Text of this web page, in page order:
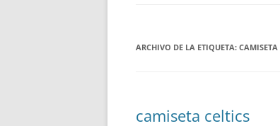
ARCHIVO DE LA ETIQUETA:
camiseta celtics